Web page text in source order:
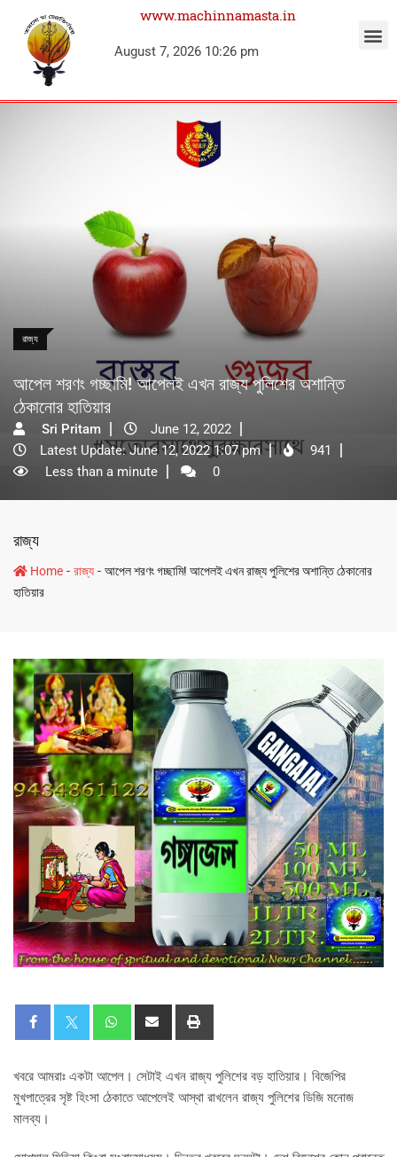
www.machinnamasta.in
August 7, 2026 10:26 pm
রাজ্য
আপেল শরণং গচ্ছামি! আপেলই এখন রাজ্য পুলিশের অশান্তি
ঠেকানোর হাতিয়ার
Sri Pritam
June 12, 2022
Latest Update: June 12, 2022 1:07 pm
941
Less than a minute
0
রাজ্য
Home - রাজ্য - আপেল শরণং গচ্ছামি! আপেলই এখন রাজ্য পুলিশের অশান্তি ঠেকানোর
হাতিয়ার
খবরে আমরাঃ একটা আপেল। সেটাই এখন রাজ্য পুলিশের বড় হাতিয়ার। বিজেপির
মুখপাত্রের সৃষ্ট হিংসা ঠেকাতে আপেলেই আস্থা রাখলেন রাজ্য পুলিশের ডিজি মনোজ
মালব্য।